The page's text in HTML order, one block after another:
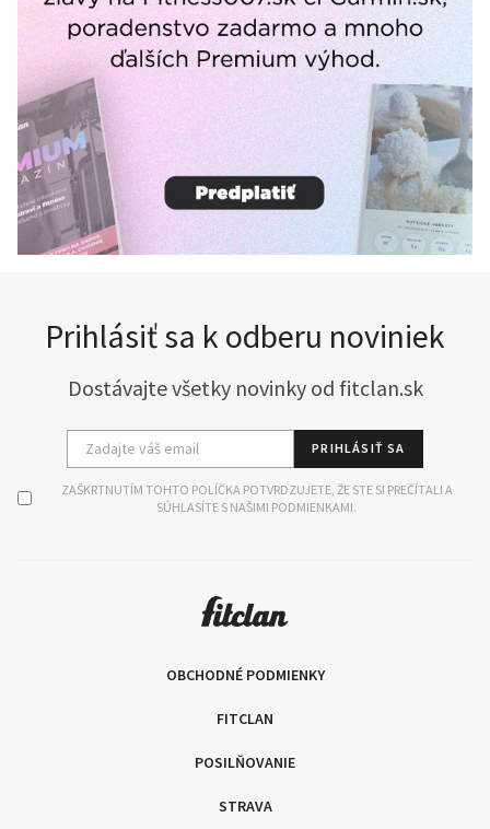
Prihlásiť sa k odberu noviniek
Dostávajte všetky novinky od fitclan.sk
PRIHLÁSIŤ SA
ZAŠKRTNUTÍM TOHTO POLÍČKA POTVRDZUJETE, ŽE STE SI PREČÍTALI A
SÚHLASÍTE S NAŠIMI PODMIENKAMI.
OBCHODNÉ PODMIENKY
FITCLAN
POSILŇOVANIE
STRAVA